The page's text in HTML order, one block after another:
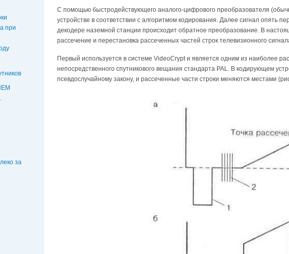
при
за
С помощью быстродействующего аналого-цифрового преобразователя
устройстве в соответствии с алгоритмом кодирования. Далее сигнал опять
декодере наземной станции происходит обратное преобразование. В
рассечение и перестановка рассеченных частей строк телевизионного
Первый используется в системе VideoCrypt и является одним из наиболее
непосредственного спутникового вещания стандарта PAL. В кодирующем
псевдослучайному закону, и рассеченные части строки меняются местами